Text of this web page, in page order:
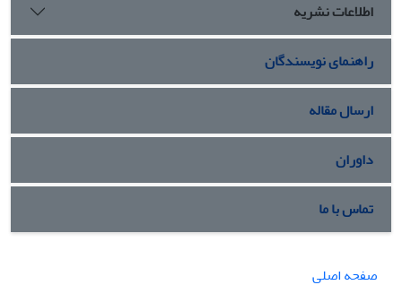
اطلاعات نشریه
راهنمای نویسندگان
ارسال مقاله
داوران
تماس با ما
صفحه اصلی